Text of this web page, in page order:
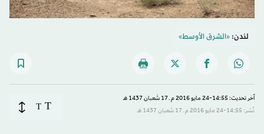
لندن:«الشرق الأوسط»
آخر تحديث: 14:55-24 مايو 2016 م ـ 17 شَعبان 1437 هـ
نُشر: 14:55-24 مايو 2016 م ـ 17 شَعبان 1437 هـ
T
T